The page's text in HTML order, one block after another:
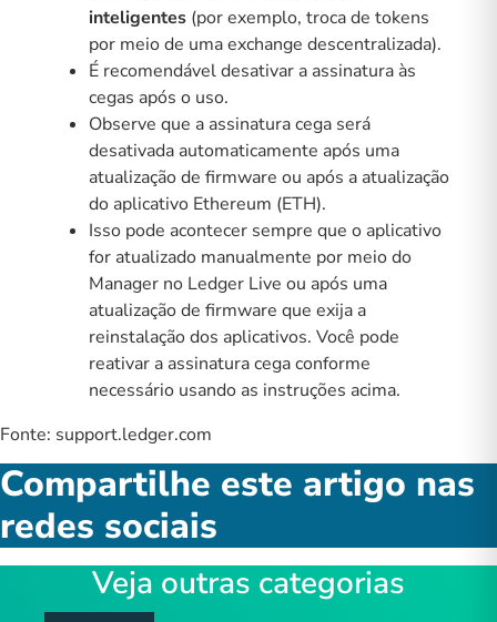
inteligentes (por exemplo, troca de tokens
por meio de uma exchange descentralizada).
É recomendável desativar a assinatura às
cegas após o uso.
Observe que a assinatura cega será
desativada automaticamente após uma
atualização de firmware ou após a atualização
do aplicativo Ethereum (ETH).
Isso pode acontecer sempre que o aplicativo
for atualizado manualmente por meio do
Manager no Ledger Live ou após uma
atualização de firmware que exija a
reinstalação dos aplicativos. Você pode
reativar a assinatura cega conforme
necessário usando as instruções acima.
Fonte: support.ledger.com
Compartilhe este artigo nas
redes sociais
Veja outras categorias